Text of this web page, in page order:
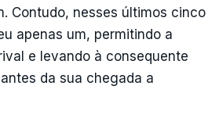
Contudo, nesses últimos cinco
apenas um, permitindo a
e levando à consequente
da sua chegada a